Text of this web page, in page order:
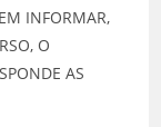
INFORMAR,
O
AS